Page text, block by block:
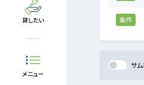
貸したい
メニュー
条件
サ